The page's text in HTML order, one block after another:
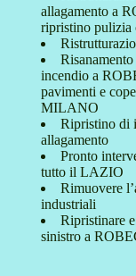
allagamento a
ripristino
incendio a
pavimenti e
MILANO
Ripristino di
allagamento
Pronto
tutto il LAZIO
Rimuovere
industriali
Ripristinare
sinistro a